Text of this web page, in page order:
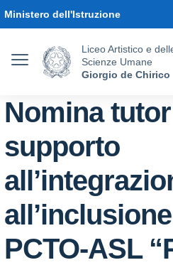
Ministero dell'Istruzione
Liceo Artistico e
Scienze Umane
Giorgio de Chirico
Nomina
supporto
PCTO-ASL